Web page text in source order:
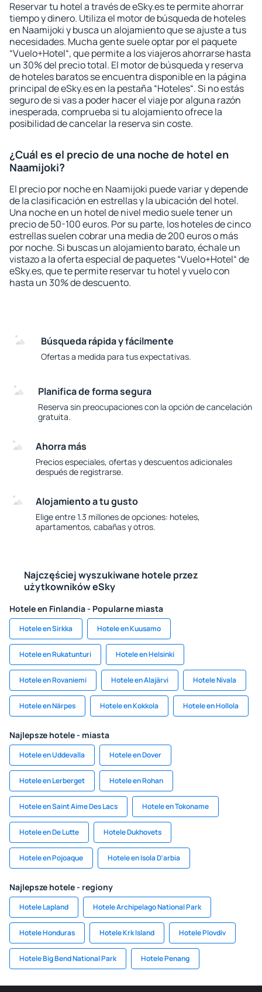
Reservar tu hotel a través de eSky.es te permite ahorrar
tiempo y dinero. Utiliza el motor de búsqueda de hoteles
en Naamijoki y busca un alojamiento que se ajuste a tus
necesidades. Mucha gente suele optar por el paquete
“Vuelo+Hotel“, que permite a los viajeros ahorrarse hasta
un 30% del precio total. El motor de búsqueda y reserva
de hoteles baratos se encuentra disponible en la página
principal de eSky.es en la pestaña “Hoteles“. Si no estás
seguro de si vas a poder hacer el viaje por alguna razón
inesperada, comprueba si tu alojamiento ofrece la
posibilidad de cancelar la reserva sin coste.
¿Cuál es el precio de una noche de hotel en
Naamijoki?
El precio por noche en Naamijoki puede variar y depende
de la clasificación en estrellas y la ubicación del hotel.
Una noche en un hotel de nivel medio suele tener un
precio de 50-100 euros. Por su parte, los hoteles de cinco
estrellas suelen cobrar una media de 200 euros o más
por noche. Si buscas un alojamiento barato, échale un
vistazo a la oferta especial de paquetes “Vuelo+Hotel“ de
eSky.es, que te permite reservar tu hotel y vuelo con
hasta un 30% de descuento.
Búsqueda rápida y fácilmente
Ofertas a medida para tus expectativas.
Planifica de forma segura
Reserva sin preocupaciones con la opción de cancelación
gratuita.
Ahorra más
Precios especiales, ofertas y descuentos adicionales
después de registrarse.
Alojamiento a tu gusto
Elige entre 1.3 millones de opciones: hoteles,
apartamentos, cabañas y otros.
Najczęściej wyszukiwane hotele przez
użytkowników eSky
Hotele en Finlandia - Popularne miasta
Hotele en Sirkka Hotele en Kuusamo
Hotele en Rukatunturi Hotele en Helsinki
Hotele en Rovaniemi Hotele en Alajärvi Hotele Nivala
Hotele en Närpes Hotele en Kokkola Hotele en Hollola
Najlepsze hotele - miasta
Hotele en Uddevalla Hotele en Dover
Hotele en Lerberget Hotele en Rohan
Hotele en Saint Aime Des Lacs Hotele en Tokoname
Hotele en De Lutte Hotele Dukhovets
Hotele en Pojoaque Hotele en Isola D'arbia
Najlepsze hotele - regiony
Hotele Lapland Hotele Archipelago National Park
Hotele Honduras Hotele Krk Island Hotele Plovdiv
Hotele Big Bend National Park Hotele Penang